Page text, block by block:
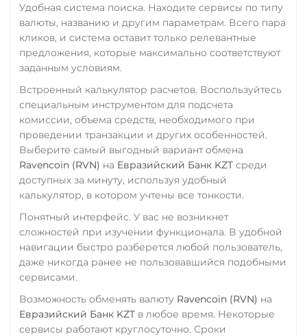
Utopia USD (UUSD)
VeChain (VET)
Verge (XVG)
WAVES
Wrapped Bitcoin (WBTC)
ERC20 AVAXC
Wrapped Ethereum (WETH)
ERC20 AVAXC
BASE
CRO
RONIN
WhiteBit
USDT
Yearn.finance (YFI)
Zilliqa (ZIL)
Zcash (ZEC)
Фридом Банк KZT
Центр Кредит KZT
Элкарт KGS
Удобная система поиска. Находите сервисы по типу
валюты, названию и другим параметрам. Всего пара
кликов, и система оставит только релевантные
предложения, которые максимально соответствуют
заданным условиям.
Встроенный калькулятор расчетов. Воспользуйтесь
специальным инструментом для подсчета
комиссии, объема средств, необходимого при
проведении транзакции и других особенностей.
Выберите самый выгодный вариант обмена
Ravencoin (RVN) на Евразийский Банк KZT среди
доступных за минуту, используя удобный
калькулятор, в котором учтены все тонкости.
Понятный интерфейс. У вас не возникнет
сложностей при изучении функционала. В удобной
навигации быстро разберется любой пользователь,
даже никогда ранее не пользовавшийся подобными
сервисами.
Возможность обменять валюту Ravencoin (RVN) на
Евразийский Банк KZT в любое время. Некоторые
сервисы работают круглосуточно. Сроки